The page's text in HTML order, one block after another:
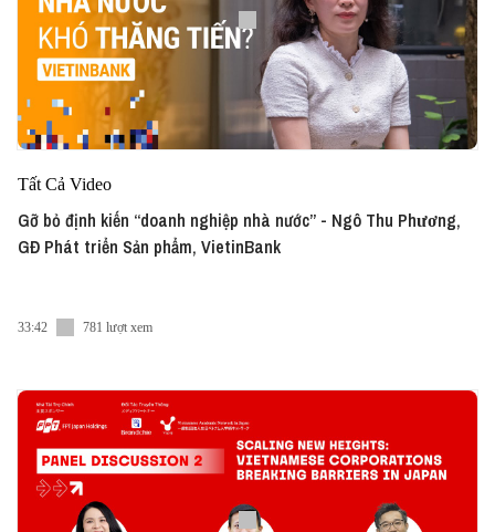
Tất Cả Video
Gỡ bỏ định kiến “doanh nghiệp nhà nước” - Ngô Thu Phương,
GĐ Phát triển Sản phẩm, VietinBank
33:42 781 lượt xem